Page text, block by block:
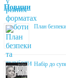
Новини
План
Набір до